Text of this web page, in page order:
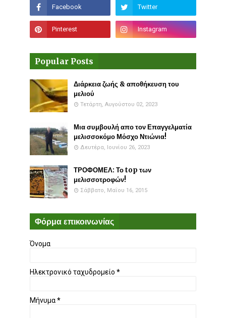
Popular Posts
Διάρκεια ζωής & αποθήκευση του
μελιού
Τετάρτη, Αυγούστου 02, 2023
Μια συμβουλή απο τον Επαγγελματία
μελισσοκόμο Μόσχο Ντιώνια!
Δευτέρα, Ιουνίου 26, 2023
ΤΡΟΦΟΜΕΛ: Το top των
μελισσοτροφών!
Σάββατο, Μαΐου 16, 2015
Φόρμα επικοινωνίας
Όνομα
Ηλεκτρονικό ταχυδρομείο *
Μήνυμα*